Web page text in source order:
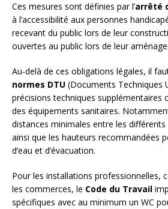
Ces mesures sont définies par l’arrêté
à l’accessibilité aux personnes
recevant du public lors de leur
ouvertes au public lors de leur
Au-delà de ces obligations légales, il
normes DTU (Documents Techniques
précisions techniques supplémentaires
des équipements sanitaires.
distances minimales entre les
ainsi que les hauteurs recommandées
d’eau et d’évacuation.
Pour les installations professionnelles,
les commerces, le Code du Travail
spécifiques avec au minimum un WC